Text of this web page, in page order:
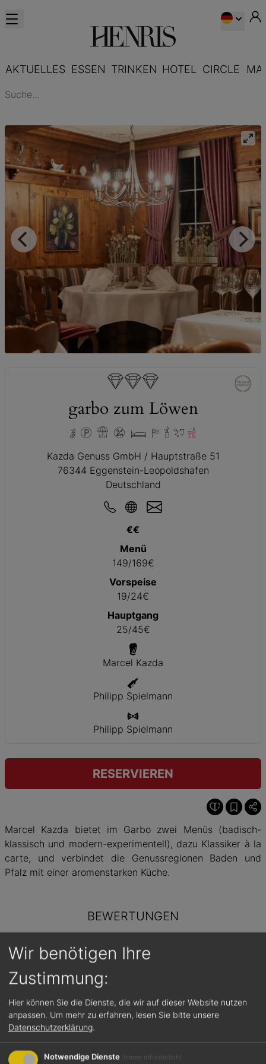
AKTUELLES ESSEN TRINKEN HOTEL CIRCLE
garbo zum Löwen
Kazda Genuss GmbH / Hauptstraße 51
76344 Eggenstein-Leopoldshafen
Deutschland
€€
Menü
149/169€
Vorspeise
19/24€
Hauptgang
25/45€
Marcel Kazda
Philipp Spielmann
Philipp Spielmann
RESERVIEREN
Marcel Kazda bietet im Garbo zwei Menüs (badisch-
klassisch und modern-experimentell), dazu Klassiker à la
carte, und verbindet die Genussregionen Baden und
Pfalz mit einer aromenstarken Küche.
BEWERTUNGEN
2+
von 5 Hauben
Gault&Millau
Küchenregion Restauranttyp
Wir benötigen Ihre
Zustimmung:
Hier können Sie die Dienste, die wir auf dieser Website nutzen
anpassen. Um mehr zu erfahren, lesen Sie bitte unsere
Datenschutzerklärung.
Notwendige Dienste (immer erforderlich)